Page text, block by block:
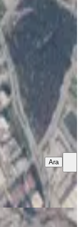
Cem Yüksel
Ara
Ticari 3 Kat